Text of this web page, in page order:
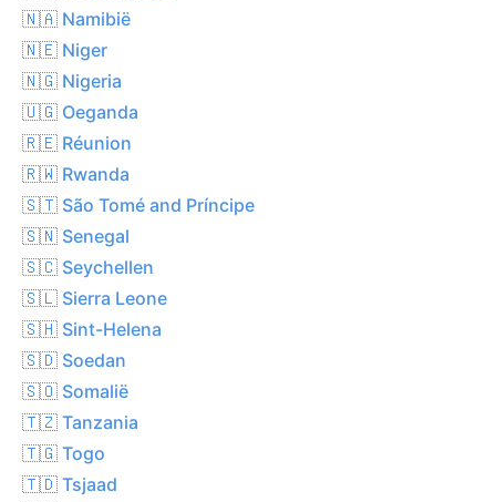
🇳🇦 Namibië
🇳🇪 Niger
🇳🇬 Nigeria
🇺🇬 Oeganda
🇷🇪 Réunion
🇷🇼 Rwanda
🇸🇹 São Tomé and Príncipe
🇸🇳 Senegal
🇸🇨 Seychellen
🇸🇱 Sierra Leone
🇸🇭 Sint-Helena
🇸🇩 Soedan
🇸🇴 Somalië
🇹🇿 Tanzania
🇹🇬 Togo
🇹🇩 Tsjaad